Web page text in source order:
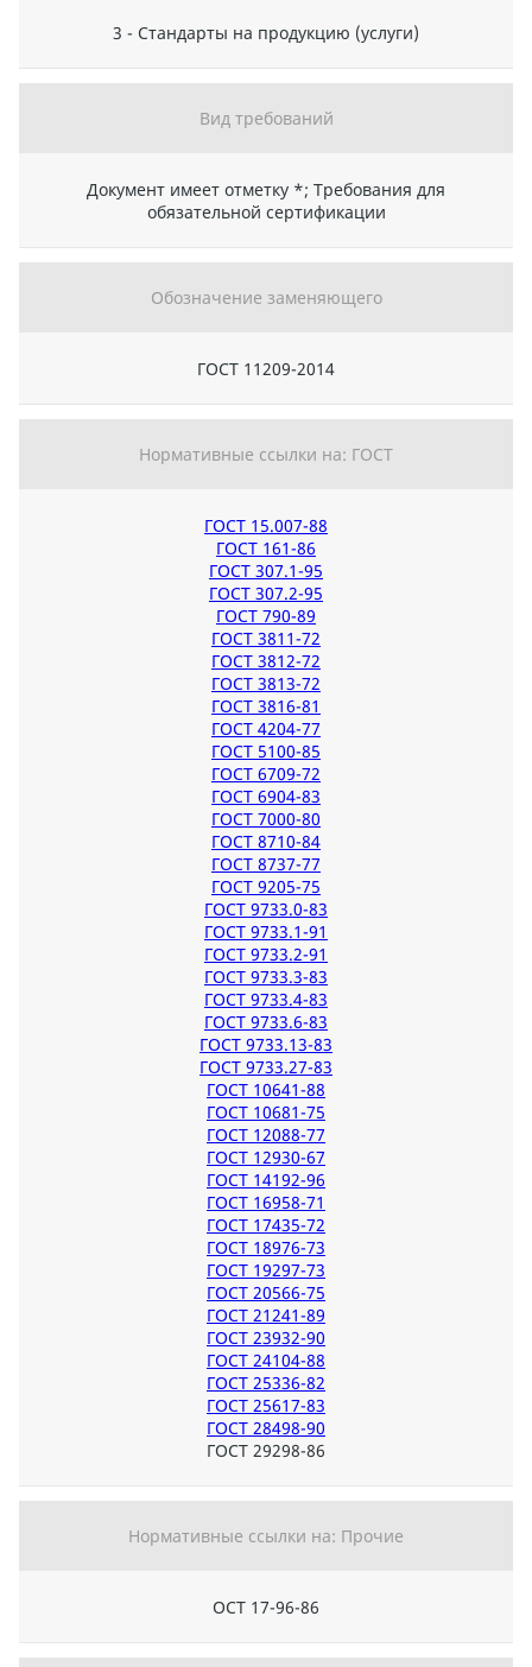
3 - Стандарты на продукцию (услуги)
Вид требований
Документ имеет отметку *; Требования для
обязательной сертификации
Обозначение заменяющего
ГОСТ 11209-2014
Нормативные ссылки на: ГОСТ
ГОСТ 15.007-88
ГОСТ 161-86
ГОСТ 307.1-95
ГОСТ 307.2-95
ГОСТ 790-89
ГОСТ 3811-72
ГОСТ 3812-72
ГОСТ 3813-72
ГОСТ 3816-81
ГОСТ 4204-77
ГОСТ 5100-85
ГОСТ 6709-72
ГОСТ 6904-83
ГОСТ 7000-80
ГОСТ 8710-84
ГОСТ 8737-77
ГОСТ 9205-75
ГОСТ 9733.0-83
ГОСТ 9733.1-91
ГОСТ 9733.2-91
ГОСТ 9733.3-83
ГОСТ 9733.4-83
ГОСТ 9733.6-83
ГОСТ 9733.13-83
ГОСТ 9733.27-83
ГОСТ 10641-88
ГОСТ 10681-75
ГОСТ 12088-77
ГОСТ 12930-67
ГОСТ 14192-96
ГОСТ 16958-71
ГОСТ 17435-72
ГОСТ 18976-73
ГОСТ 19297-73
ГОСТ 20566-75
ГОСТ 21241-89
ГОСТ 23932-90
ГОСТ 24104-88
ГОСТ 25336-82
ГОСТ 25617-83
ГОСТ 28498-90
ГОСТ 29298-86
Нормативные ссылки на: Прочие
ОСТ 17-96-86